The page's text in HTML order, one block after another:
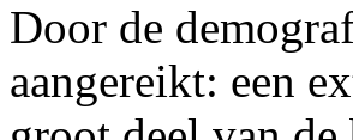
Door de
aangereikt: een